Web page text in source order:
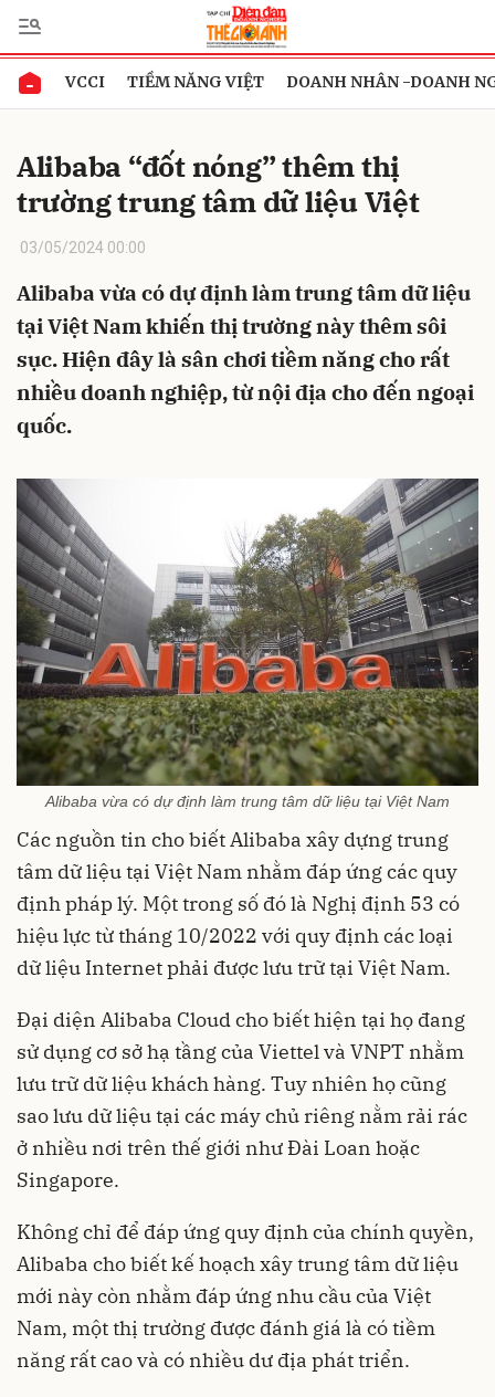
VCCI TIỀM NĂNG VIỆT DOANH NHÂN -DOANH
Alibaba “đốt nóng” thêm thị
trường trung tâm dữ liệu Việt
03/05/2024 00:00
Alibaba vừa có dự định làm trung tâm dữ liệu
tại Việt Nam khiến thị trường này thêm sôi
sục. Hiện đây là sân chơi tiềm năng cho rất
nhiều doanh nghiệp, từ nội địa cho đến ngoại
quốc.
Alibaba vừa có dự định làm trung tâm dữ liệu tại Việt Nam
Các nguồn tin cho biết Alibaba xây dựng trung
tâm dữ liệu tại Việt Nam nhằm đáp ứng các quy
định pháp lý. Một trong số đó là Nghị định 53 có
hiệu lực từ tháng 10/2022 với quy định các loại
dữ liệu Internet phải được lưu trữ tại Việt Nam.
Đại diện Alibaba Cloud cho biết hiện tại họ đang
sử dụng cơ sở hạ tầng của Viettel và VNPT nhằm
lưu trữ dữ liệu khách hàng. Tuy nhiên họ cũng
sao lưu dữ liệu tại các máy chủ riêng nằm rải rác
ở nhiều nơi trên thế giới như Đài Loan hoặc
Singapore.
Không chỉ để đáp ứng quy định của chính quyền,
Alibaba cho biết kế hoạch xây trung tâm dữ liệu
mới này còn nhằm đáp ứng nhu cầu của Việt
Nam, một thị trường được đánh giá là có tiềm
năng rất cao và có nhiều dư địa phát triển.
Gửi bình luận
Hủy Gửi